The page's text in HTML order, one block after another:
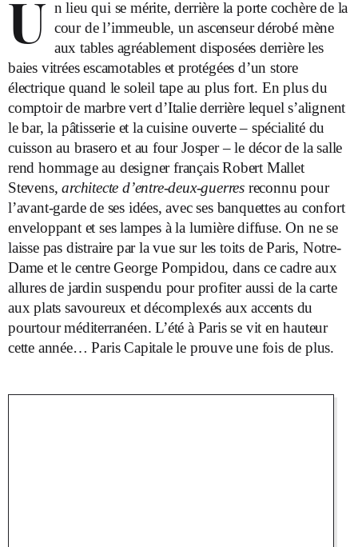
U n lieu qui se mérite, derrière la porte cochère de la
cour de l’immeuble, un ascenseur dérobé mène
aux tables agréablement disposées derrière les
baies vitrées escamotables et protégées d’un store
électrique quand le soleil tape au plus fort. En plus du
comptoir de marbre vert d’Italie derrière lequel s’alignent
le bar, la pâtisserie et la cuisine ouverte – spécialité du
cuisson au brasero et au four Josper – le décor de la salle
rend hommage au designer français Robert Mallet
Stevens,architecte d’entre-deux-guerres reconnu pour
l’avant-garde de ses idées, avec ses banquettes au confort
enveloppant et ses lampes à la lumière diffuse. On ne se
laisse pas distraire par la vue sur les toits de Paris, Notre-
Dame et le centre George Pompidou, dans ce cadre aux
allures de jardin suspendu pour profiter aussi de la carte
aux plats savoureux et décomplexés aux accents du
pourtour méditerranéen. L’été à Paris se vit en hauteur
cette année… Paris Capitale le prouve une fois de plus.